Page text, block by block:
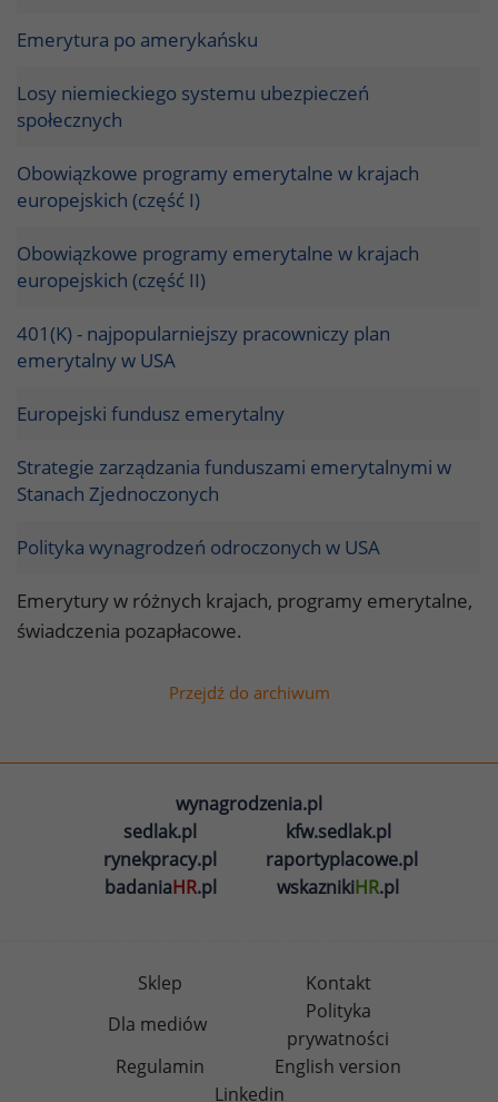
Emerytura po amerykańsku
Losy niemieckiego systemu ubezpieczeń
społecznych
Obowiązkowe programy emerytalne w krajach
europejskich (część I)
Obowiązkowe programy emerytalne w krajach
europejskich (część II)
401(K) - najpopularniejszy pracowniczy plan
emerytalny w USA
Europejski fundusz emerytalny
Strategie zarządzania funduszami emerytalnymi w
Stanach Zjednoczonych
Polityka wynagrodzeń odroczonych w USA
Emerytury w różnych krajach, programy emerytalne,
świadczenia pozapłacowe.
Przejdź do archiwum
wynagrodzenia.pl
sedlak.pl
kfw.sedlak.pl
rynekpracy.pl
raportyplacowe.pl
badaniaHR.pl wskaznikiHR.pl
Sklep
Kontakt
Dla mediów
Polityka
prywatności
Regulamin
English version
Linkedin